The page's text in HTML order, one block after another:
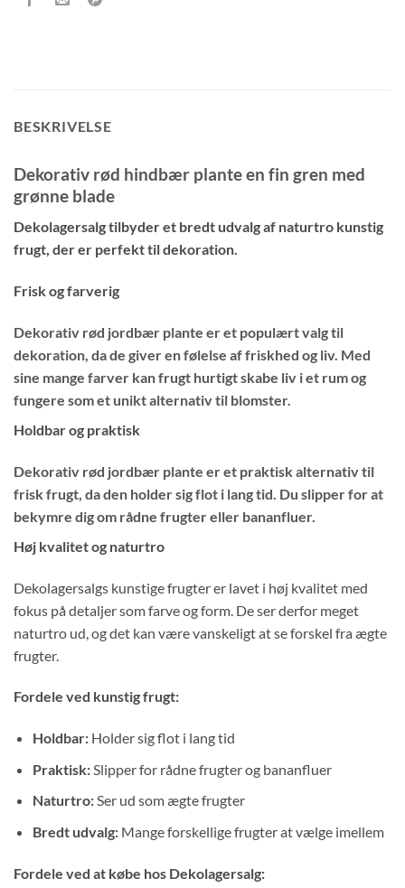
BESKRIVELSE
Dekorativ rød hindbær plante en fin gren med
grønne blade
Dekolagersalg tilbyder et bredt udvalg af naturtro kunstig
frugt, der er perfekt til dekoration.
Frisk og farverig
Dekorativ rød jordbær plante er et populært valg til
dekoration, da de giver en følelse af friskhed og liv. Med
sine mange farver kan frugt hurtigt skabe liv i et rum og
fungere som et unikt alternativ til blomster.
Holdbar og praktisk
Dekorativ rød jordbær plante er et praktisk alternativ til
frisk frugt, da den holder sig flot i lang tid. Du slipper for at
bekymre dig om rådne frugter eller bananfluer.
Høj kvalitet og naturtro
Dekolagersalgs kunstige frugter er lavet i høj kvalitet med
fokus på detaljer som farve og form. De ser derfor meget
naturtro ud, og det kan være vanskeligt at se forskel fra ægte
frugter.
Fordele ved kunstig frugt:
Holdbar:Holder sig flot i lang tid
Praktisk:Slipper for rådne frugter og bananfluer
Naturtro:Ser ud som ægte frugter
Bredt udvalg:Mange forskellige frugter at vælge imellem
Fordele ved at købe hos Dekolagersalg: